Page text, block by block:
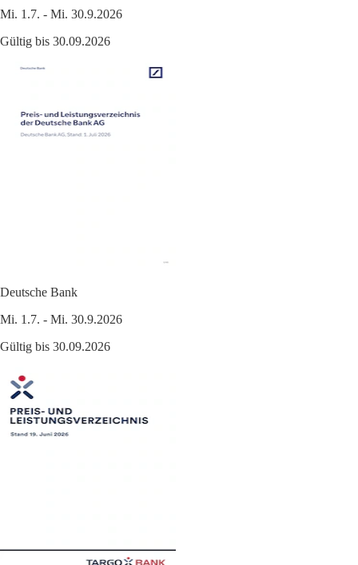
Mi. 1.7. - Mi. 30.9.2026
Gültig bis 30.09.2026
Deutsche Bank
Mi. 1.7. - Mi. 30.9.2026
Gültig bis 30.09.2026